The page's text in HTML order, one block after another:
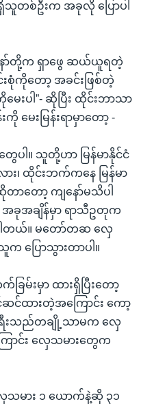
သူတစ်ဦးက အခုလို ပြောပါ
နော်တို့က ရှာဖွေ ဆယ်ယူရတဲ့
စုံကိုတော့ အခင်းဖြစ်တဲ့
ေးပါ”- ဆိုပြီး ထိုင်းဘာသာ
ကို မေးမြန်းရာမှာတော့ -
ပါ။ သူတို့ဟာ မြန်မာနိုင်ငံ
ထိုင်းဘက်ကနေ မြန်မာ
ာတော့ ကျနော်မသိပါ
အခုအချိန်မှာ ရာသီဥတုက
ပါတယ်။ မတော်တဆ လှေ
ပြောသွားတာပါ။
မ်းမှာ ထားရှိပြီးတော့
ဆင်ထားတဲ့အကြောင်း ကော့
ရီးသည်တချို့သာမက လှေ
ောင်း လှေသမားတွေက
သမား ၁ ယောက်နဲ့ဆို ၃၁